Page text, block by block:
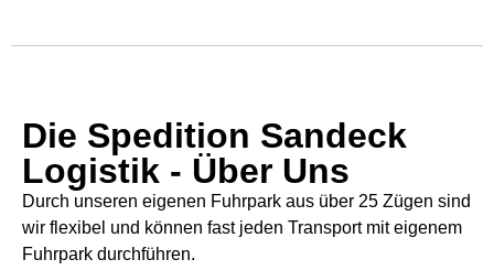
Die Spedition Sandeck
Logistik - Über Uns
Durch unseren eigenen Fuhrpark aus über 25 Zügen sind
wir flexibel und können fast jeden Transport mit eigenem
Fuhrpark durchführen.